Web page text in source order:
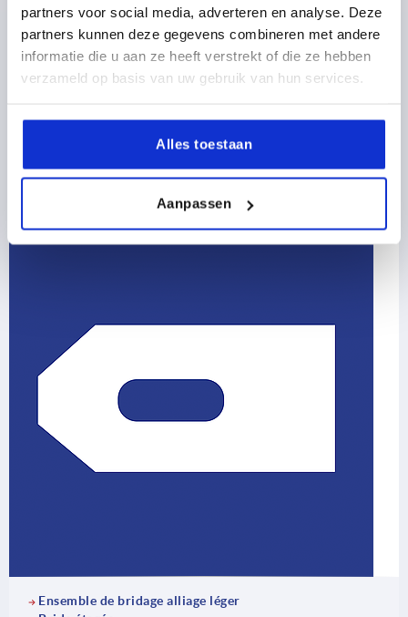
partners voor social media, adverteren en analyse. Deze
partners kunnen deze gegevens combineren met andere
informatie die u aan ze heeft verstrekt of die ze hebben
verzameld op basis van uw gebruik van hun services.
Alles toestaan
Aanpassen
Sauterelles
Sauterelles à étrier / sauterelles à crochet
Sauterelles à tige coulissante
Accessoires pour sauterelles
Ensemble de bridage alliage léger